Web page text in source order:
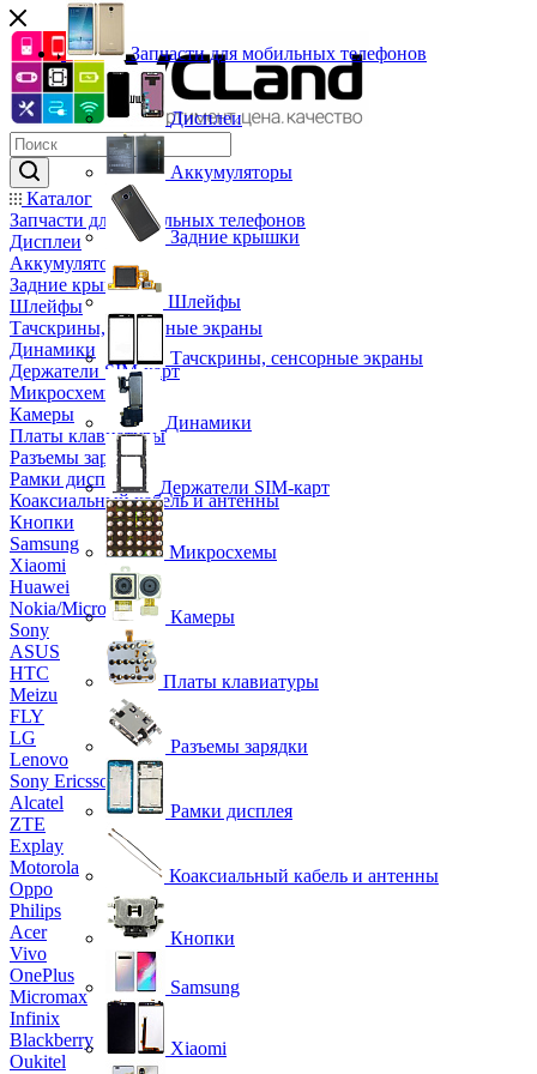
Каталог
Запчасти для мобильных телефонов
Дисплеи
Аккумуляторы
Задние крышки
Шлейфы
Тачскрины, сенсорные экраны
Динамики
Держатели SIM-карт
Микросхемы
Камеры
Платы клавиатуры
Разъемы зарядки
Рамки дисплея
Коаксиальный кабель и антенны
Кнопки
Samsung
Xiaomi
Huawei
Nokia/Microsoft
Sony
ASUS
HTC
Meizu
FLY
LG
Lenovo
Sony Ericsson
Alcatel
ZTE
Explay
Motorola
Oppo
Philips
Acer
Vivo
OnePlus
Micromax
Infinix
Blackberry
Oukitel
Запчасти для мобильных телефонов
Дисплеи
Аккумуляторы
Задние крышки
Шлейфы
Тачскрины, сенсорные экраны
Динамики
Держатели SIM-карт
Микросхемы
Камеры
Платы клавиатуры
Разъемы зарядки
Рамки дисплея
Коаксиальный кабель и антенны
Кнопки
Samsung
Xiaomi